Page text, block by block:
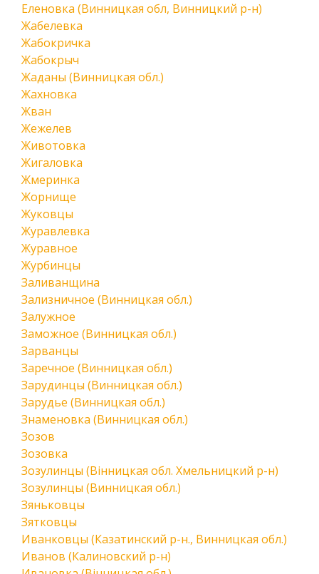
Еленовка (Винницкая обл, Винницкий р-н)
Жабелевка
Жабокричка
Жабокрыч
Жаданы (Винницкая обл.)
Жахновка
Жван
Жежелев
Животовка
Жигаловка
Жмеринка
Жорнище
Жуковцы
Журавлевка
Журавное
Журбинцы
Заливанщина
Зализничное (Винницкая обл.)
Залужное
Заможное (Винницкая обл.)
Зарванцы
Заречное (Винницкая обл.)
Зарудинцы (Винницкая обл.)
Зарудье (Винницкая обл.)
Знаменовка (Винницкая обл.)
Зозов
Зозовка
Зозулинцы (Вінницкая обл. Хмельницкий р-н)
Зозулинцы (Винницкая обл.)
Зяньковцы
Зятковцы
Иванковцы (Казатинский р-н., Винницкая обл.)
Иванов (Калиновский р-н)